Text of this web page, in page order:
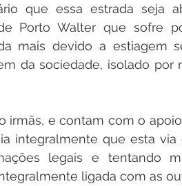
que essa estrada seja
Porto Walter que sofre
mais devido a estiagem
da sociedade, isolado por
irmãs, e contam com o
integralmente que esta via
legais e tentando
ligada com as